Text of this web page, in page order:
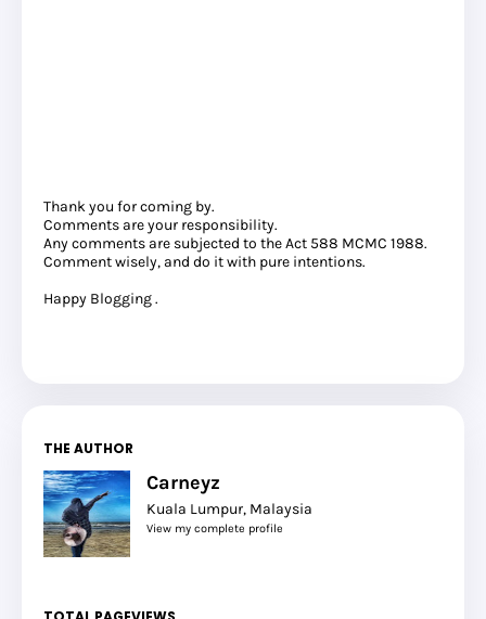
Thank you for coming by.
Comments are your responsibility.
Any comments are subjected to the Act 588 MCMC 1988.
Comment wisely, and do it with pure intentions.
Happy Blogging .
THE AUTHOR
Carneyz
Kuala Lumpur, Malaysia
View my complete profile